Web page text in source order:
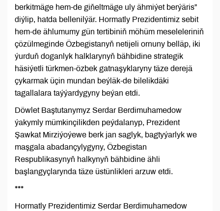
berkitmäge hem-de giňeltmäge uly ähmiýet berýäris”
diýlip, hatda bellenilýär. Hormatly Prezidentimiz sebit
hem-de ählumumy gün tertibiniň möhüm meseleleriniň
çözülmeginde Özbegistanyň netijeli ornuny belläp, iki
ýurduň doganlyk halklarynyň bähbidine strategik
häsiýetli türkmen-özbek gatnaşyklaryny täze derejä
çykarmak üçin mundan beýläk-de bilelikdäki
tagallalara taýýardygyny beýan etdi.
Döwlet Baştutanymyz Serdar Berdimuhamedow
ýakymly mümkinçilikden peýdalanyp, Prezident
Şawkat Mirziýoýewe berk jan saglyk, bagtyýarlyk we
maşgala abadançylygyny, Özbegistan
Respublikasynyň halkynyň bähbidine ähli
başlangyçlarynda täze üstünlikleri arzuw etdi.
***
Hormatly Prezidentimiz Serdar Berdimuhamedow